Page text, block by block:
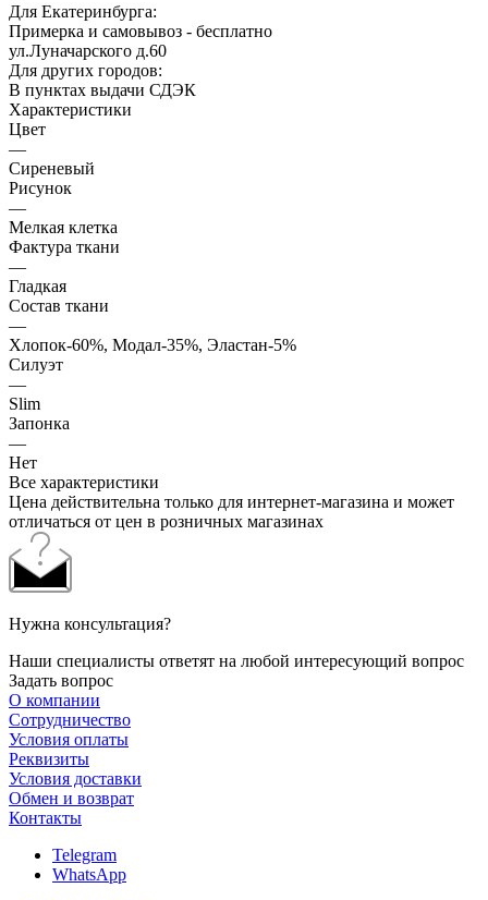
Для Екатеринбурга:
Примерка и самовывоз - бесплатно
ул.Луначарского д.60
Для других городов:
В пунктах выдачи СДЭК
Характеристики
Цвет
—
Сиреневый
Рисунок
—
Мелкая клетка
Фактура ткани
—
Гладкая
Состав ткани
—
Хлопок-60%, Модал-35%, Эластан-5%
Силуэт
—
Slim
Запонка
—
Нет
Все характеристики
Цена действительна только для интернет-магазина и может
отличаться от цен в розничных магазинах
Нужна консультация?
Наши специалисты ответят на любой интересующий вопрос
Задать вопрос
О компании
Сотрудничество
Условия оплаты
Реквизиты
Условия доставки
Обмен и возврат
Контакты
Telegram
WhatsApp